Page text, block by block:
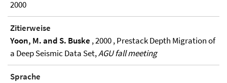
2000
Zitierweise
Yoon, M. and S. Buske , 2000 , Prestack Depth Migration of
a Deep Seismic Data Set,AGU fall meeting
Sprache